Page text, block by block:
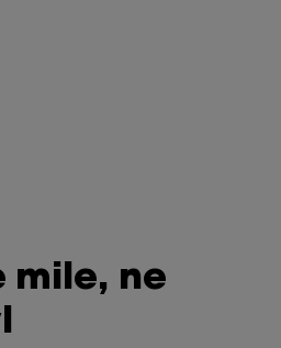
mile, ne